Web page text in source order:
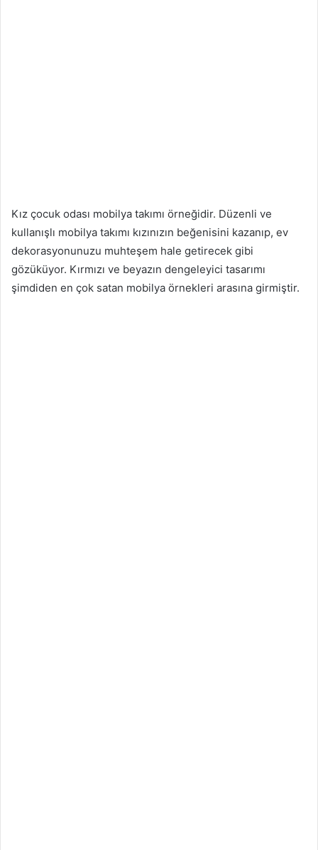
Kız çocuk odası mobilya takımı örneğidir. Düzenli ve
kullanışlı mobilya takımı kızınızın beğenisini kazanıp, ev
dekorasyonunuzu muhteşem hale getirecek gibi
gözüküyor. Kırmızı ve beyazın dengeleyici tasarımı
şimdiden en çok satan mobilya örnekleri arasına girmiştir.